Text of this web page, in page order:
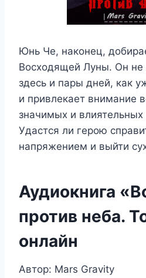
Юнь Че, наконец,
Восходящей Луны. Он не
здесь и пары дней, как
и привлекает внимание
значимых и
Удастся ли герою
напряжением и выйти
Аудиокнига
против неба.
онлайн
Автор: Mars Gravity